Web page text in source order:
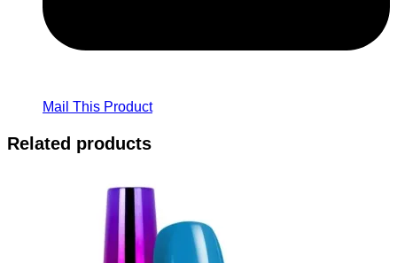
Mail This Product
Related products